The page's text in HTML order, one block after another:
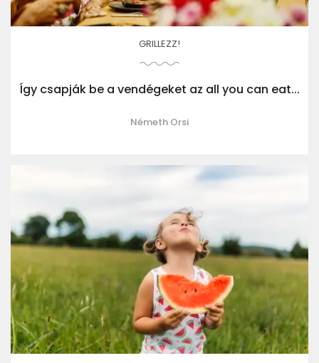
GRILLEZZ!
Így csapják be a vendégeket az all you can eat...
Németh Orsi